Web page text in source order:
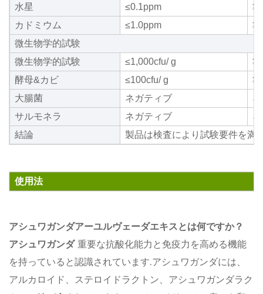
水星
≤0.1ppm
カドミウム
≤1.0ppm
微生物学的試験
微生物学的試験
≤1,000cfu/ g
酵母&カビ
≤100cfu/ g
大腸菌
ネガティブ
サルモネラ
ネガティブ
結論
製品は検査により試験要件を満
使用法
アシュワガンダアーユルヴェーダエキスとは何ですか？
アシュワガンダ重要な抗酸化能力と免疫力を高める機能
を持っていると認識されています.アシュワガンダには、
アルカロイド、ステロイドラクトン、アシュワガンダラク